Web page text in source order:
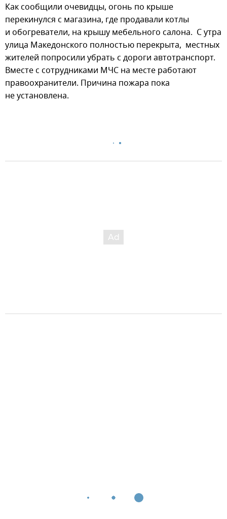
Как сообщили очевидцы, огонь по крыше
перекинулся с магазина, где продавали котлы
и обогреватели, на крышу мебельного салона. С утра
улица Македонского полностью перекрыта, местных
жителей попросили убрать с дороги автотранспорт.
Вместе с сотрудниками МЧС на месте работают
правоохранители. Причина пожара пока
не установлена.